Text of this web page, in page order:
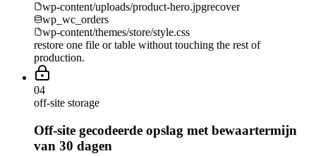
wp-content/uploads/product-hero.jpgrecover
wp_wc_orders
wp-content/themes/store/style.css
restore one file or table without touching the rest of
production.
04
off-site storage
Off-site gecodeerde opslag met bewaartermijn
van 30 dagen